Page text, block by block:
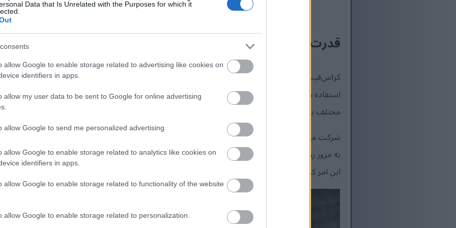
Data that Is Unrelated with the Purposes for which it
allow Google to enable storage related to advertising like cookies on
identifiers in apps.
allow my user data to be sent to Google for online advertising
allow Google to send me personalized advertising.
allow Google to enable storage related to analytics like cookies on
identifiers in apps.
allow Google to enable storage related to functionality of the website
allow Google to enable storage related to personalization.
قدرت بدنی بهبود یافته
کراس‌فیت به خاطر تأکیدش بر تقویت عضلات مورد توجه قرار گرفته است. این ورزش در هر جلسه از
استفاده می‌کند. این امر منجر به بهبود قابل توجه قدرت و استقامت عضلات می‌شود. تمرین روزانه،
مختلف به چالش می‌کشد و عضلات آنها را برای سازگاری تحت فشار قرار می‌دهد.
شرکت منظم در این تمرینات منجر به افزایش حجم عضلات می‌شود، زیرا افراد از محدودیت‌های فیزیکی
به مرور زمان رشد عضلات را تقویت می‌کند. این ورزش نه تنها ظرفیت بدنی را افزایش می‌دهد، بلکه
این امر کراس‌فیت را به انتخابی عالی برای هر کسی که قصد افزایش قدرت خود را دارد، تبدیل می‌کند.